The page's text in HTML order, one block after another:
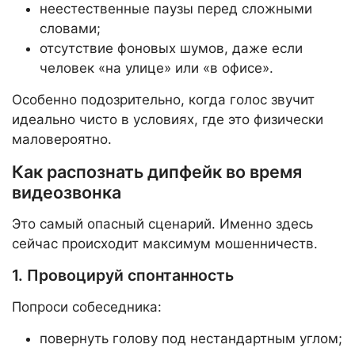
неестественные паузы перед сложными
словами;
отсутствие фоновых шумов, даже если
человек «на улице» или «в офисе».
Особенно подозрительно, когда голос звучит
идеально чисто в условиях, где это физически
маловероятно.
Как распознать дипфейк во время
видеозвонка
Это самый опасный сценарий. Именно здесь
сейчас происходит максимум мошенничеств.
1. Провоцируй спонтанность
Попроси собеседника:
повернуть голову под нестандартным углом;